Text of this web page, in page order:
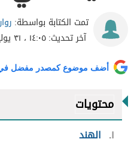
تمت الكتابة بواسطة:
آخر تحديث:١٤:٠٥ ، ٣١ يوليو ٢٠٢٣
أضف موضوع كمصدر مفضل
محتويات
١
الهند